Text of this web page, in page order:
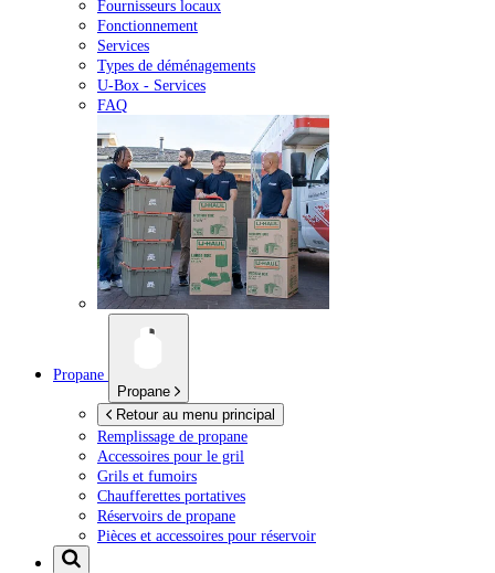
Fournisseurs locaux
Fonctionnement
Services
Types de déménagements
U-Box - Services
FAQ
Propane
Propane
Retour au menu principal
Remplissage de propane
Accessoires pour le gril
Grils et fumoirs
Chaufferettes portatives
Réservoirs de propane
Pièces et accessoires pour réservoir